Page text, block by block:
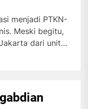
menjadi PTKN-
Meski begitu,
dari unit